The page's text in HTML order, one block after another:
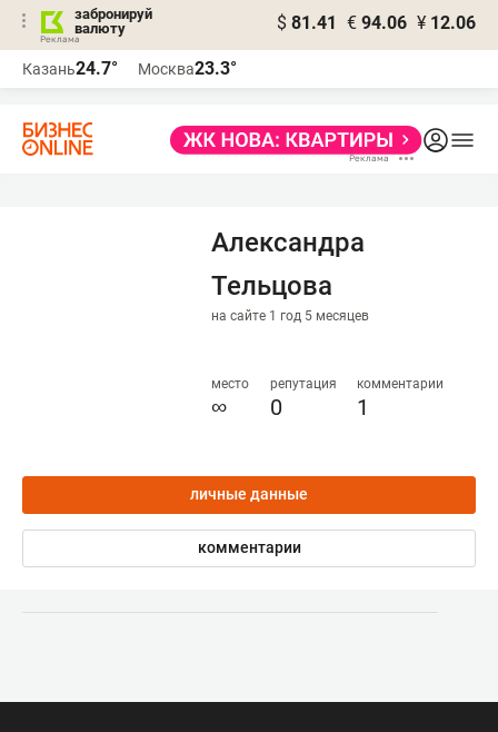
забронируй
валюту
$ 81.41 € 94.06 ¥ 12.06
Казань24.7° Москва23.3°
Александра
Тельцова
на сайте 1 год 5 месяцев
место
∞
репутация
0
комментарии
1
личные данные
комментарии